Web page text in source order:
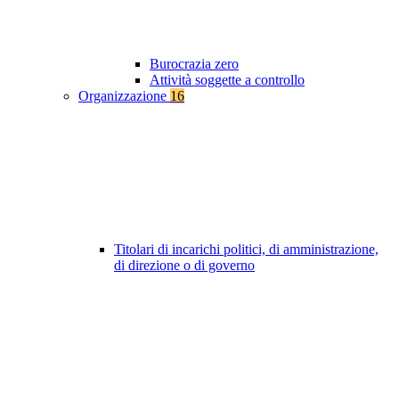
Burocrazia zero
Attività soggette a controllo
Organizzazione 16
Titolari di incarichi politici, di amministrazione,
di direzione o di governo